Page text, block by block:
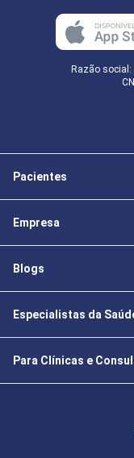
Razão social:
Pacientes
Empresa
Blogs
Especialistas da
Para Clínicas e